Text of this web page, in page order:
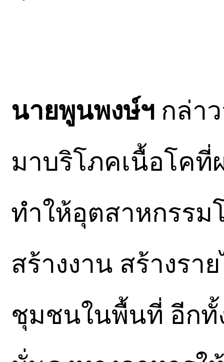
นายพูนพงษ์ฯกล่าว
มาบริโภคเนื้อโคที่
ทำให้อุตสาหกรรม
สร้างงาน สร้างรา
ชุมชนในพื้นที่ อีกทั้